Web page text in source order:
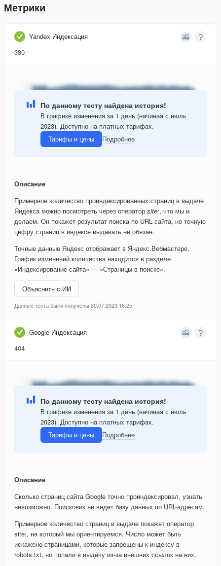
Метрики
Yandex Индексация
380
По данному тесту найдена история!
В графике изменения за 1 день (начиная с июль
2023). Доступно на платных тарифах.
Тарифы и цены
Подробнее
Описание
Примерное количество проиндексированных страниц в выдаче
Яндекса можно посмотреть через оператор site:, что мы и
делаем. Он покажет результат поиска по URL сайта, но точную
цифру страниц в индексе выдавать не обязан.
Точные данные Яндекс отображает в Яндекс.Вебмастере.
График изменений количества находится в разделе
«Индексирование сайта» — «Страницы в поиске».
Объяснить с ИИ
Данные теста были получены 30.07.2023 16:25
Google Индексация
404
По данному тесту найдена история!
В графике изменения за 1 день (начиная с июль
2023). Доступно на платных тарифах.
Тарифы и цены
Подробнее
Описание
Сколько страниц сайта Google точно проиндексировал, узнать
невозможно. Поисковик не ведет базу данных по URL-адресам.
Примерное количество страниц в выдаче покажет оператор
site:, на который мы ориентируемся. Число может быть
искажено страницами, которые запрещены к индексу в
robots.txt, но попали в выдачу из-за внешних ссылок на них.